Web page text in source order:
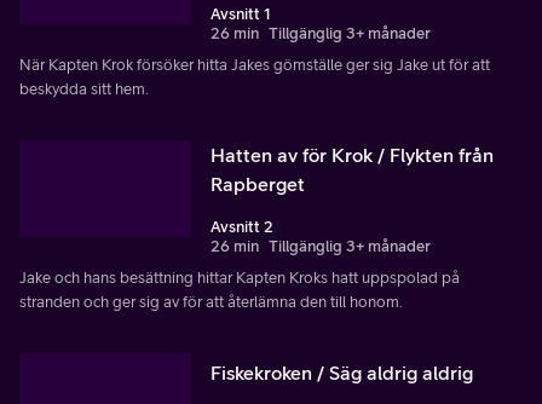
Avsnitt 1
26 min Tillgänglig 3+ månader
När Kapten Krok försöker hitta Jakes gömställe ger sig Jake ut för att
beskydda sitt hem.
Hatten av för Krok / Flykten från
Rapberget
Avsnitt 2
26 min Tillgänglig 3+ månader
Jake och hans besättning hittar Kapten Kroks hatt uppspolad på
stranden och ger sig av för att återlämna den till honom.
Fiskekroken / Säg aldrig aldrig